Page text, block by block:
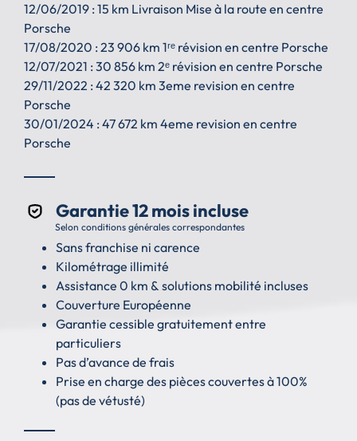
12/06/2019 : 15 km Livraison Mise à la route en centre
Porsche
17/08/2020 : 23 906 km 1ʳᵉ révision en centre Porsche
12/07/2021 : 30 856 km 2ᵉ révision en centre Porsche
29/11/2022 : 42 320 km 3eme revision en centre
Porsche
30/01/2024 : 47 672 km 4eme revision en centre
Porsche
Garantie 12 mois incluse
Selon conditions générales correspondantes
Sans franchise ni carence
Kilométrage illimité
Assistance 0 km & solutions mobilité incluses
Couverture Européenne
Garantie cessible gratuitement entre
particuliers
Pas d’avance de frais
Prise en charge des pièces couvertes à 100%
(pas de vétusté)